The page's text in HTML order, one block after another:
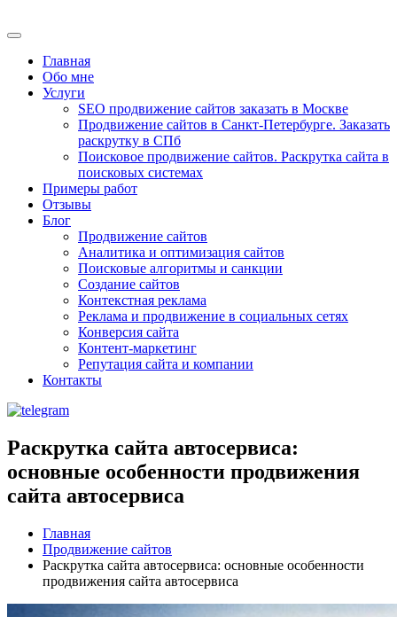
Главная
Обо мне
Услуги
SEO продвижение сайтов заказать в Москве
Продвижение сайтов в Санкт-Петербурге. Заказать
раскрутку в СПб
Поисковое продвижение сайтов. Раскрутка сайта в
поисковых системах
Примеры работ
Отзывы
Блог
Продвижение сайтов
Аналитика и оптимизация сайтов
Поисковые алгоритмы и санкции
Создание сайтов
Контекстная реклама
Реклама и продвижение в социальных сетях
Конверсия сайта
Контент-маркетинг
Репутация сайта и компании
Контакты
Раскрутка сайта автосервиса:
основные особенности продвижения
сайта автосервиса
Главная
Продвижение сайтов
Раскрутка сайта автосервиса: основные особенности
продвижения сайта автосервиса